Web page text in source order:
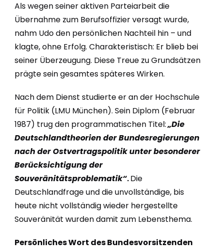
Als wegen seiner aktiven Parteiarbeit die
Übernahme zum Berufsoffizier versagt wurde,
nahm Udo den persönlichen Nachteil hin – und
klagte, ohne Erfolg. Charakteristisch: Er blieb bei
seiner Überzeugung. Diese Treue zu Grundsätzen
prägte sein gesamtes späteres Wirken.
Nach dem Dienst studierte er an der Hochschule
für Politik (LMU München). Sein Diplom (Februar
1987) trug den programmatischen Titel:„Die
Deutschlandtheorien der Bundesregierungen
nach der Ostvertragspolitik unter besonderer
Berücksichtigung der
Souveränitätsproblematik“.Die
Deutschlandfrage und die unvollständige, bis
heute nicht vollständig wieder hergestellte
Souveränität wurden damit zum Lebensthema.
Persönliches Wort des Bundesvorsitzenden